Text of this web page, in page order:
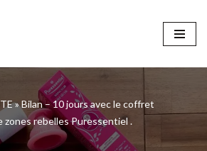
»Bilan – 10 jours avec le coffret
rebelles Puressentiel .